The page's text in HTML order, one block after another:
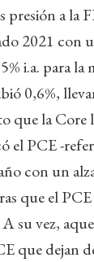
presión a la
2021 con
i.a. para
0,6%,
que la Core
el PCE -
con un
que el
su vez,
que dejan